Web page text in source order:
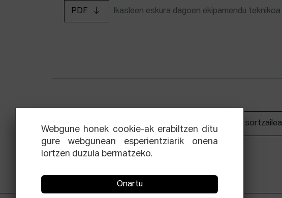
PDF Ikasleen eskura dagoen ekipamendu teknikoa
Ekoizpen sortzailea
Webgune honek cookie-ak erabiltzen ditu
gure webgunean esperientziarik onena
lortzen duzula bermatzeko.
Onartu